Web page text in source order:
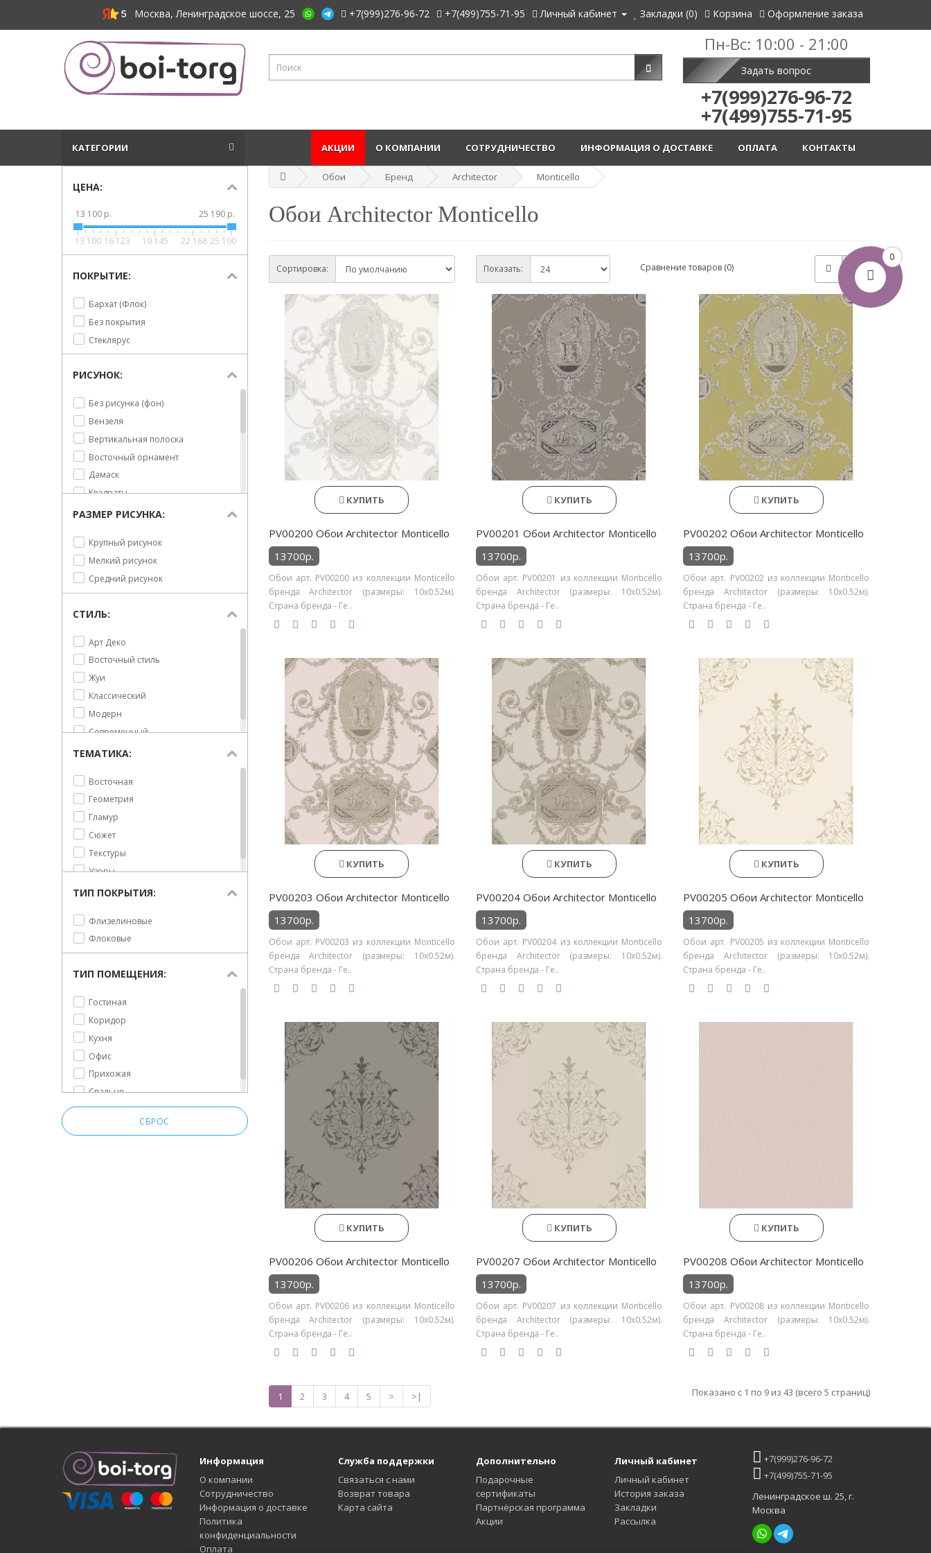
0
Москва, Ленинградское шоссе, 25 +7(999)276-96-72 +7(499)755-71-95 Личный кабинет Закладки (0) Корзина Оформление заказа
Пн-Вс: 10:00 - 21:00
Задать вопрос
+7(999)276-96-72
+7(499)755-71-95
КАТЕГОРИИ КОНТАКТЫ
ОПЛАТА
ИНФОРМАЦИЯ О ДОСТАВКЕ
СОТРУДНИЧЕСТВО
О КОМПАНИИ
АКЦИИ
ЦЕНА:
13 100 р. 25 190 р.
13 100 16 123 19 145 22 168 25 190
ПОКРЫТИЕ:
Бархат (Флок)
Без покрытия
Стеклярус
РИСУНОК:
Без рисунка (фон)
Вензеля
Вертикальная полоска
Восточный орнамент
Дамаск
Квадраты
Мелкая полоска
Охота
Под ткань
Полоска
Цветная полоска
РАЗМЕР РИСУНКА:
Крупный рисунок
Мелкий рисунок
Средний рисунок
СТИЛЬ:
Арт Деко
Восточный стиль
Жуи
Классический
Модерн
Современный
ТЕМАТИКА:
Восточная
Геометрия
Гламур
Сюжет
Текстуры
Узоры
ТИП ПОКРЫТИЯ:
Флизелиновые
Флоковые
ТИП ПОМЕЩЕНИЯ:
Гостиная
Коридор
Кухня
Офис
Прихожая
Спальня
СБРОС
Обои Бренд Architector Monticello
Обои Architector Monticello
Сортировка: Показать: Сравнение товаров (0)
КУПИТЬ
PV00200 Обои Architector Monticello
13700р.
Обои арт. PV00200 из коллекции Monticello
бренда Architector (размеры: 10х0.52м).
Страна бренда - Ге..
КУПИТЬ
PV00201 Обои Architector Monticello
13700р.
Обои арт. PV00201 из коллекции Monticello
бренда Architector (размеры: 10х0.52м).
Страна бренда - Ге..
КУПИТЬ
PV00202 Обои Architector Monticello
13700р.
Обои арт. PV00202 из коллекции Monticello
бренда Architector (размеры: 10х0.52м).
Страна бренда - Ге..
КУПИТЬ
PV00203 Обои Architector Monticello
13700р.
Обои арт. PV00203 из коллекции Monticello
бренда Architector (размеры: 10х0.52м).
Страна бренда - Ге..
КУПИТЬ
PV00204 Обои Architector Monticello
13700р.
Обои арт. PV00204 из коллекции Monticello
бренда Architector (размеры: 10х0.52м).
Страна бренда - Ге..
КУПИТЬ
PV00205 Обои Architector Monticello
13700р.
Обои арт. PV00205 из коллекции Monticello
бренда Architector (размеры: 10х0.52м).
Страна бренда - Ге..
КУПИТЬ
PV00206 Обои Architector Monticello
13700р.
Обои арт. PV00206 из коллекции Monticello
бренда Architector (размеры: 10х0.52м).
Страна бренда - Ге..
КУПИТЬ
PV00207 Обои Architector Monticello
13700р.
Обои арт. PV00207 из коллекции Monticello
бренда Architector (размеры: 10х0.52м).
Страна бренда - Ге..
КУПИТЬ
PV00208 Обои Architector Monticello
13700р.
Обои арт. PV00208 из коллекции Monticello
бренда Architector (размеры: 10х0.52м).
Страна бренда - Ге..
1 2 3 4 5 > >| Показано с 1 по 9 из 43 (всего 5 страниц)
Информация
О компании
Сотрудничество
Информация о доставке
Политика
конфиденциальности
Оплата
Служба поддержки
Связаться с нами
Возврат товара
Карта сайта
Дополнительно
Подарочные
сертификаты
Партнёрская программа
Акции
Личный кабинет
Личный кабинет
История заказа
Закладки
Рассылка
+7(999)276-96-72
+7(499)755-71-95
Ленинградское ш. 25, г.
Москва